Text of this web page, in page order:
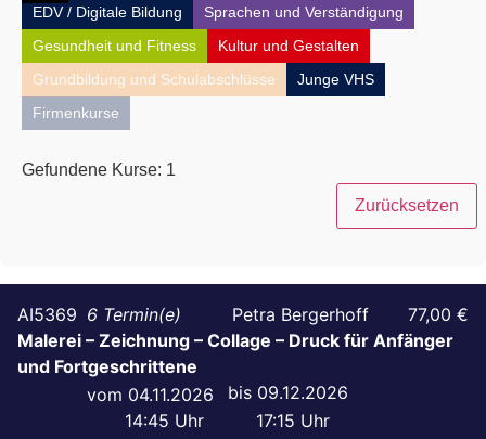
EDV / Digitale Bildung
Sprachen und Verständigung
Gesundheit und Fitness
Kultur und Gestalten
Grundbildung und Schulabschlüsse
Junge VHS
Firmenkurse
Gefundene Kurse: 1
Zurücksetzen
Malerei – Zeichnung – Collage – Druck für Anfänger
und Fortgeschrittene
AI5369 6
04.11.2026
14:45
09.12.2026
17:15
Petra Bergerhoff 77,00 €